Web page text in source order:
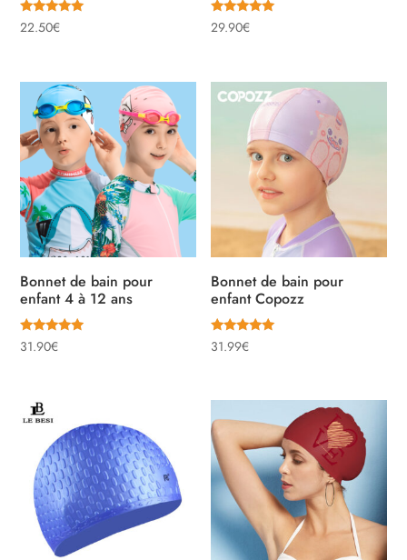
Note
5.00
22.50€
Note
5.00
29.90€
Bonnet de bain pour
enfant 4 à 12 ans
Note
4.67
31.90€
Bonnet de bain pour
enfant Copozz
Note
5.00
31.99€